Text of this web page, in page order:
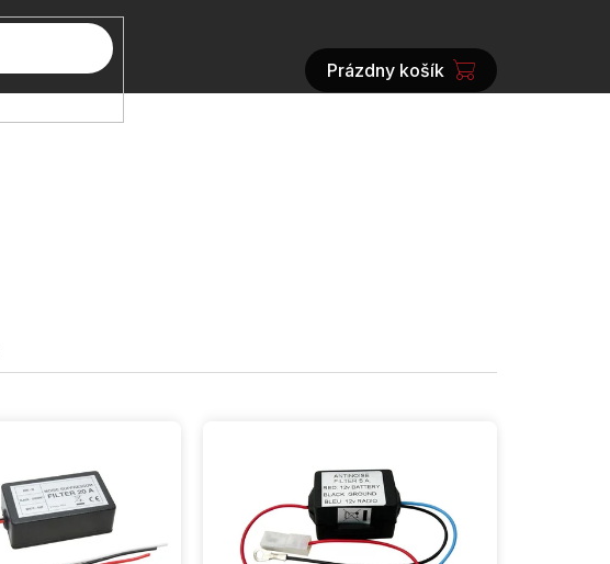
NÁKUPNÝ
Prázdny košík